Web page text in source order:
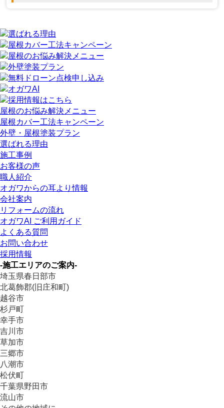
屋根のお悩み解決メニュー
屋根カバー工法キャンペーン
外壁・屋根塗装プラン
選ばれる理由
施工事例
お客様の声
職人紹介
オガワからの耳より情報
会社案内
リフォームの流れ
オガワAI ご利用ガイド
よくある質問
お問い合わせ
採用情報
-施工エリアのご案内-
埼玉県春日部市
北葛飾郡(旧庄和町)
越谷市
杉戸町
幸手市
吉川市
草加市
三郷市
八潮市
松伏町
千葉県野田市
流山市